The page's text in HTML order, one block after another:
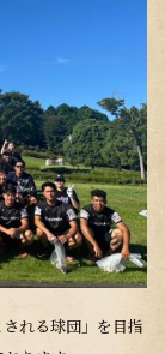
れる球団」を目指